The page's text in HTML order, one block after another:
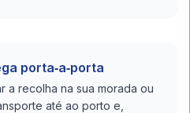
porta‑a‑porta
a recolha na sua morada ou
até ao porto e,